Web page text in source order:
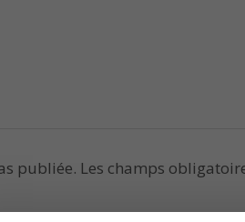
publiée. Les champs